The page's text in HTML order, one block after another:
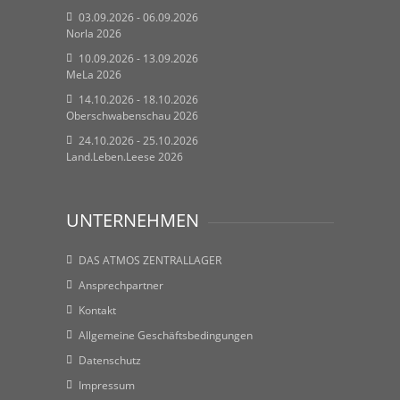
03.09.2026 - 06.09.2026
Norla 2026
10.09.2026 - 13.09.2026
MeLa 2026
14.10.2026 - 18.10.2026
Oberschwabenschau 2026
24.10.2026 - 25.10.2026
Land.Leben.Leese 2026
UNTERNEHMEN
DAS ATMOS ZENTRALLAGER
Ansprechpartner
Kontakt
Allgemeine Geschäftsbedingungen
Datenschutz
Impressum